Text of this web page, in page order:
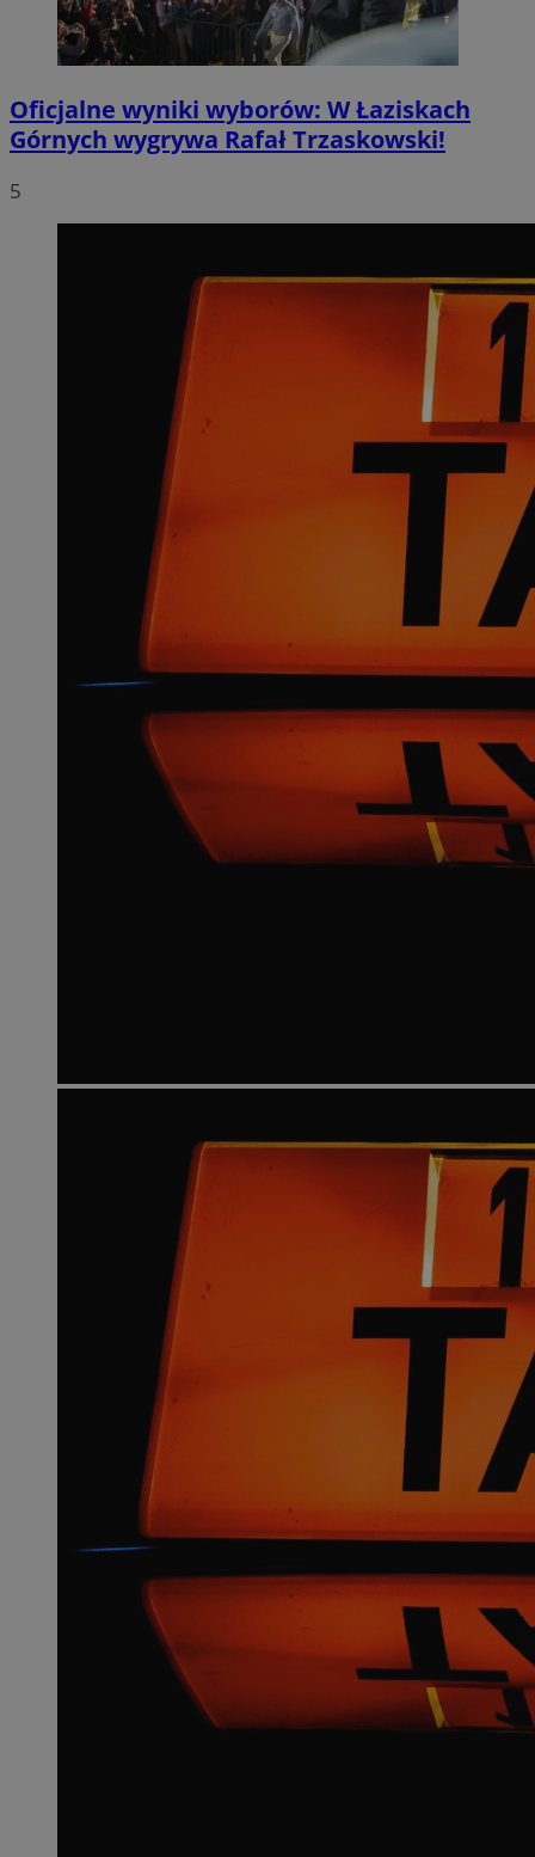
Oficjalne wyniki wyborów: W Łaziskach
Górnych wygrywa Rafał Trzaskowski!
5